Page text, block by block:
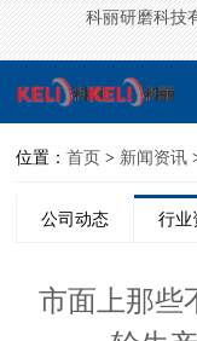
科丽研磨科
位置：首页 > 新闻资讯
公司动态 行业
市面上那些